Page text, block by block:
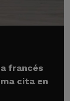
francés
cita en